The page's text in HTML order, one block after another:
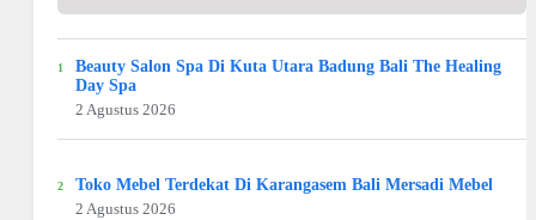
Beauty Salon Spa Di Kuta Utara Badung Bali The Healing
Day Spa
2 Agustus 2026
Toko Mebel Terdekat Di Karangasem Bali Mersadi Mebel
2 Agustus 2026